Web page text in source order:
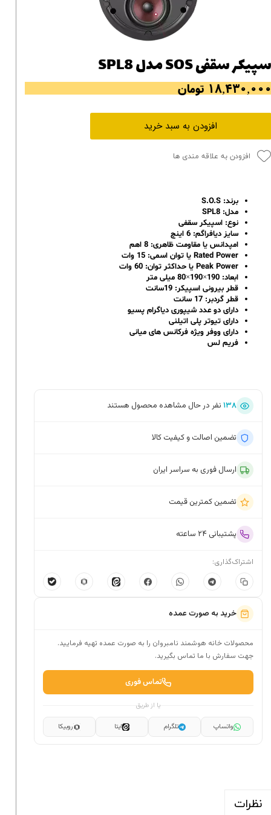
سپیکر سقفی SOS مدل SPL8
۱۸,۴۳۰,۰۰۰ تومان
افزودن به سبد خرید
افزودن به علاقه مندی ها
برند: S.O.S
مدل: SPL8
نوع: اسپیکر سقفی
سایز دیافراگم: 6 اینچ
امپدانس یا مقاومت ظاهری: 8 اهم
Rated Power یا توان اسمی: 15 وات
Peak Power یا حداکثر توان: 60 وات
ابعاد: 190×190×80 میلی متر
قطر بیرونی اسپیکر: 19سانت
قطر گردبر: 17 سانت
دارای دو عدد شیپوری دیاگرام پسیو
دارای تیوتر پلی اتیلنی
دارای ووفر ویژه فرکانس های میانی
فریم لس
۱۳۸ نفر در حال مشاهده محصول هستند
تضمین اصالت و کیفیت کالا
ارسال فوری به سراسر ایران
تضمین کمترین قیمت
پشتیبانی ۲۴ ساعته
اشتراک‌گذاری:
خرید به صورت عمده
محصولات خانه هوشمند نامبروان را به صورت عمده تهیه فرمایید.
جهت سفارش با ما تماس بگیرید.
تماس فوری
یا از طریق
واتساپ تلگرام ایتا روبیکا
نظرات